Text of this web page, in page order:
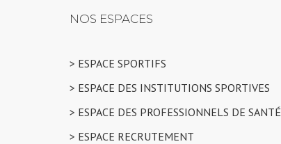
NOS ESPACES
> ESPACE SPORTIFS
> ESPACE DES INSTITUTIONS SPORTIVES
> ESPACE DES PROFESSIONNELS DE SANTÉ
> ESPACE RECRUTEMENT